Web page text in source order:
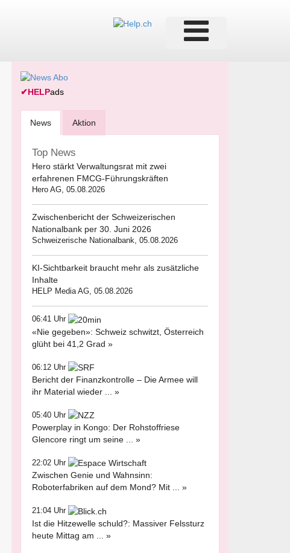
✔HELPads
News Aktion
Top News
Hero stärkt Verwaltungsrat mit zwei
erfahrenen FMCG-Führungskräften
Hero AG, 05.08.2026
Zwischenbericht der Schweizerischen
Nationalbank per 30. Juni 2026
Schweizerische Nationalbank, 05.08.2026
KI-Sichtbarkeit braucht mehr als zusätzliche
Inhalte
HELP Media AG, 05.08.2026
06:41 Uhr
«Nie gegeben»: Schweiz schwitzt, Österreich
glüht bei 41,2 Grad »
06:12 Uhr
Bericht der Finanzkontrolle – Die Armee will
ihr Material wieder ... »
05:40 Uhr
Powerplay in Kongo: Der Rohstoffriese
Glencore ringt um seine ... »
22:02 Uhr
Zwischen Genie und Wahnsinn:
Roboterfabriken auf dem Mond? Mit ... »
21:04 Uhr
Ist die Hitzewelle schuld?: Massiver Felssturz
heute Mittag am ... »